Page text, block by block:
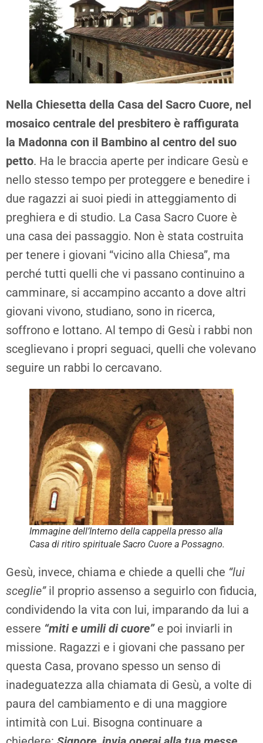
Nella Chiesetta della Casa del Sacro Cuore, nel
mosaico centrale del presbitero è raffigurata
la Madonna con il Bambino al centro del suo
petto. Ha le braccia aperte per indicare Gesù e
nello stesso tempo per proteggere e benedire i
due ragazzi ai suoi piedi in atteggiamento di
preghiera e di studio. La Casa Sacro Cuore è
una casa dei passaggio. Non è stata costruita
per tenere i giovani “vicino alla Chiesa”, ma
perché tutti quelli che vi passano continuino a
camminare, si accampino accanto a dove altri
giovani vivono, studiano, sono in ricerca,
soffrono e lottano. Al tempo di Gesù i rabbi non
sceglievano i propri seguaci, quelli che volevano
seguire un rabbi lo cercavano.
Immagine dell’Interno della cappella presso alla
Casa di ritiro spirituale Sacro Cuore a Possagno.
Gesù, invece, chiama e chiede a quelli che “lui
sceglie”il proprio assenso a seguirlo con fiducia,
condividendo la vita con lui, imparando da lui a
essere “miti e umili di cuore”e poi inviarli in
missione. Ragazzi e i giovani che passano per
questa Casa, provano spesso un senso di
inadeguatezza alla chiamata di Gesù, a volte di
paura del cambiamento e di una maggiore
intimità con Lui. Bisogna continuare a